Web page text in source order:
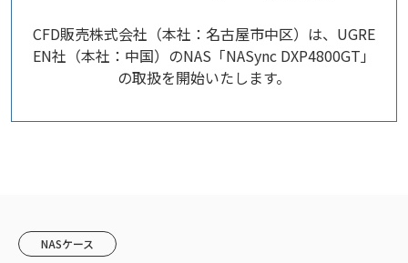
CFD販売株式会社（本社：名古屋市中区）は、UGRE
EN社（本社：中国）のNAS「NASync DXP4800GT」
の取扱を開始いたします。
NASケース